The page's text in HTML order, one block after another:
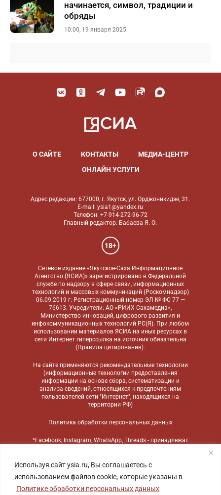
Используя сайт ysia.ru, Вы соглашаетесь с
использованием файлов cookie, которые указаны в
Политике обработки персональных данных
начинается, символ, традиции и
обряды
10:00, 19 января 2025
О САЙТЕ КОНТАКТЫ
МЕДИА-ЦЕНТР
ОНЛАЙН УСЛУГИ
Адрес редакции: 677000, г. Якутск, ул. Орджоникидзе, 31.
E-mail: ysia1@yandex.ru
Телефон: +7-914-272-96-72
Главный редактор: Бабаева Я. О.
18+
Сетевое издание «Якутское-Саха Информационное
Агентство (ЯСИА)» зарегистрировано в Федеральной
службе по надзору в сфере связи, информационных
технологий и массовых коммуникаций (Роскомнадзор)
06.09.2019 г. Регистрационный номер ЭЛ № ФС 77 —
76613. Учредители: АО «РИИХ Сахамедиа»,
Министерство инноваций, цифрового развития и
инфокоммуникационных технологий РС(Я). При любом
использовании материалов ЯСИА на иных ресурсах в
сети Интернет гиперссылка на источник обязательна
(Правила цитирования).
На сайте применяются рекомендательные технологии
(информационные технологии предоставления
информации на основе сбора, систематизации и
анализа сведений, относящихся к предпочтениям
пользователей сети "Интернет", находящихся на
территории РФ)
Политика обработки персональных данных
*Facebook, Instagram, WhatsApp, Threads - принадлежат